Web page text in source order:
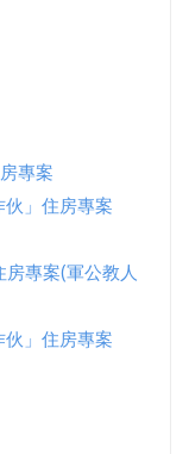
專案
」住房專案
專案(軍公教人
」住房專案